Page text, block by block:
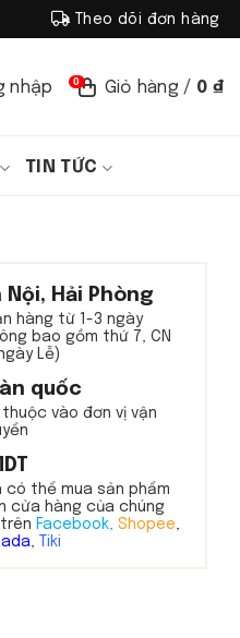
Theo dõi đơn hàng
nhập Giỏ hàng / 0 ₫
0
TIN TỨC
Nội, Hải Phòng
hàng từ 1-3 ngày
bao gồm thứ 7, CN
Lễ)
quốc
thuộc vào đơn vị vận
có thể mua sản phẩm
cửa hàng của chúng
Facebook, Shopee,
, Tiki